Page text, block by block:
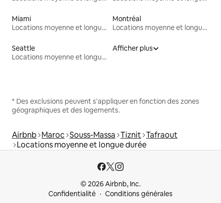
Miami
Locations moyenne et longue durée
Montréal
Locations moyenne et longue durée
Seattle
Locations moyenne et longue durée
Afficher plus
* Des exclusions peuvent s'appliquer en fonction des zones
géographiques et des logements.
Airbnb Maroc Souss-Massa Tiznit Tafraout
Locations moyenne et longue durée
© 2026 Airbnb, Inc.
Confidentialité
Conditions générales